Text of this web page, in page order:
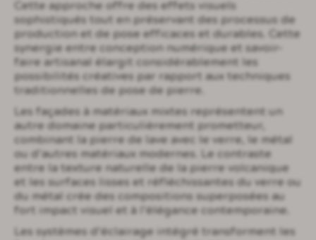
Cette approche offre des effets visuels
sophistiqués tout en préservant des processus de
production et de pose efficaces et durables. Cette
synergie entre conception numérique et savoir-
faire artisanal élargit considérablement les
possibilités créatives par rapport aux techniques
traditionnelles de pose de pierre.
Les façades à matériaux mixtes représentent un
autre domaine particulièrement prometteur,
combinant la pierre de lave avec le verre, le métal
ou d’autres matériaux modernes. Le contraste
entre la texture naturelle de la pierre volcanique
et les surfaces lisses et réfléchissantes du verre ou
du métal crée des compositions superposées au
fort impact visuel et à l’élégance contemporaine.
Les systèmes d’éclairage intégré transforment les